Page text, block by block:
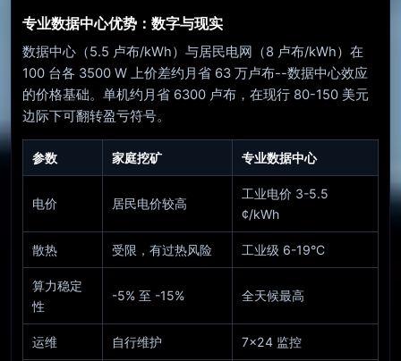
专业数据中心优势：数字与现实
数据中心（5.5 卢布/kWh）与居民电网（8 卢布/kWh）在
100 台各 3500 W 上价差约月省 63 万卢布--数据中心效应
的价格基础。单机约月省 6300 卢布，在现行 80-150 美元
边际下可翻转盈亏符号。
参数 家庭挖矿 专业数据中心
电价 居民电价较高
工业电价 3-5.5
¢/kWh
散热 受限，有过热风险 工业级 6-19°C
算力稳定
性
-5% 至 -15% 全天候最高
运维 自行维护 7×24 监控